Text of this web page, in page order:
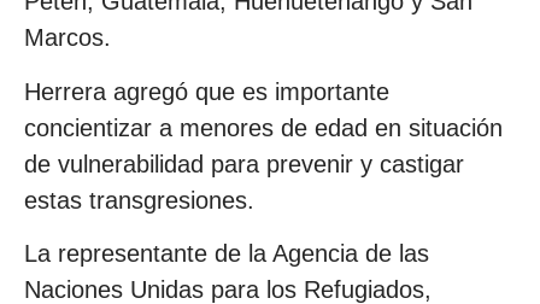
Marcos.
Herrera agregó que es importante
concientizar a menores de edad en situación
de vulnerabilidad para prevenir y castigar
estas transgresiones.
La representante de la Agencia de las
Naciones Unidas para los Refugiados,